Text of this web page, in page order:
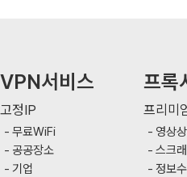
VPN서비스
고정IP
무료WiFi
공공장소
기업
프록
프리미
영상
스크
정보